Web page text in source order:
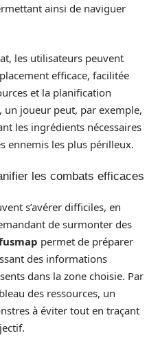
ainsi de naviguer
les utilisateurs peuvent
efficace, facilitée
et la planification
un joueur peut, par exemple,
les ingrédients nécessaires
ennemis les plus périlleux.
les combats efficaces
s’avérer difficiles, en
de surmonter des
permet de préparer
des informations
dans la zone choisie. Par
des ressources, un
à éviter tout en traçant